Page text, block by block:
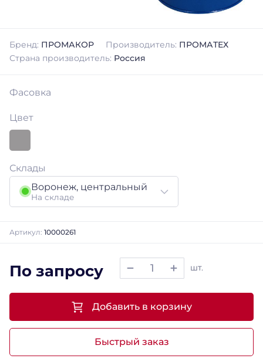
Бренд: ПРОМАКОР Производитель: ПРОМАТЕХ
Страна производитель: Россия
Фасовка
Цвет
Склады
Воронеж, центральный
На складе
Артикул: 10000261
По запросу шт.
Быстрый заказ
Добавить в корзину